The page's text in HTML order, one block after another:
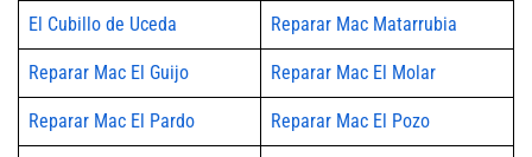
El Cubillo de Uceda Reparar Mac Matarrubia
Reparar Mac El Guijo Reparar Mac El Molar
Reparar Mac El Pardo Reparar Mac El Pozo